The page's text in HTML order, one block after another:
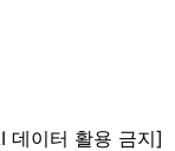
데이터 활용 금지]